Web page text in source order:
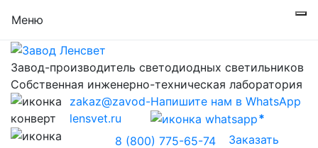
Меню
Завод-производитель светодиодных светильников
Собственная инженерно-техническая лаборатория
zakaz@zavod-
lensvet.ru
Напишите нам в WhatsApp
8 (800) 775-65-74
Заказать